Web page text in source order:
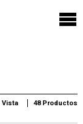
Vista 48 Productos